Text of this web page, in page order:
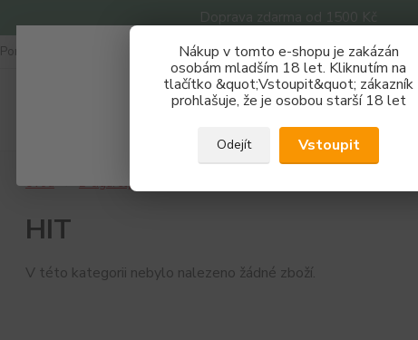
Doprava zdarma od 1500 Kč
Nákup v tomto e-shopu je zakázán
osobám mladším 18 let. Kliknutím na
tlačítko &quot;Vstoupit&quot; zákazník
prohlašuje, že je osobou starší 18 let
Odejít Vstoupit
Poradna
Hledat
Úvod E-cigarety
HIT
V této kategorii nebylo nalezeno žádné zboží.
Získej slevu 3%
Zaregistruj se a nakupuj se slevou právě teď!
REGISTRAČNÍ FORMULÁŘ
Zavřít